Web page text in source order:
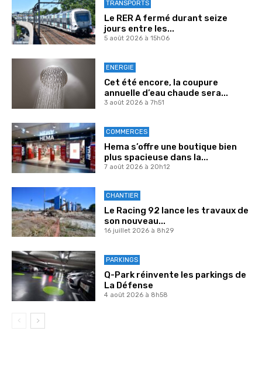
TRANSPORTS
Le RER A fermé durant seize
jours entre les...
5 août 2026 à 15h06
ENERGIE
Cet été encore, la coupure
annuelle d’eau chaude sera...
3 août 2026 à 7h51
COMMERCES
Hema s’offre une boutique bien
plus spacieuse dans la...
7 août 2026 à 20h12
CHANTIER
Le Racing 92 lance les travaux de
son nouveau...
16 juillet 2026 à 8h29
PARKINGS
Q-Park réinvente les parkings de
La Défense
4 août 2026 à 8h58